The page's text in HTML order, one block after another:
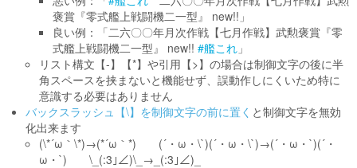
褒賞『零式艦上戦闘機二一型』 new!!」
良い例：「二六〇〇年月次作戦【七月作戦】武勲褒賞『零
式艦上戦闘機二一型』 new!! #艦これ」
リスト構文【-】【*】や引用【>】の場合は制御文字の後に半
角スペースを挟まないと機能せず、誤動作しにくいため特に
意識する必要はありません
バックスラッシュ【\】を制御文字の前に置く と制御文字を無効
化出来ます
(\*´ω｀\*)→(*´ω｀*) (´・ω・\`)(´・ω・\`)→(´・ω・`)(´・
ω・`) \_(:3｣∠)\_→_(:3｣∠)_